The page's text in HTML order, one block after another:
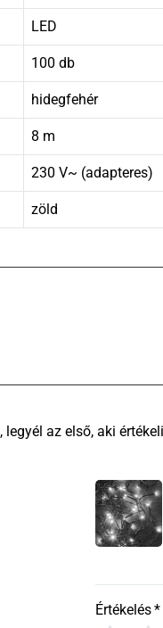
LED
100 db
hidegfehér
8 m
230 V~ (adapteres)
zöld
Értékelés*